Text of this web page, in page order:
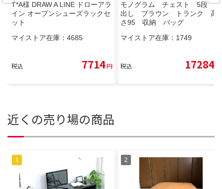
T*A様 DRAW A LINE ドローアラ
イン オープンシューズラックセ
ット
マイストア在庫： 4685
税込 7714円
モノグラム チェスト 5段 引
出し ブラウン トランク 高
さ95 収納 バッグ
マイストア在庫： 1749
税込 17284
近くの売り場の商品